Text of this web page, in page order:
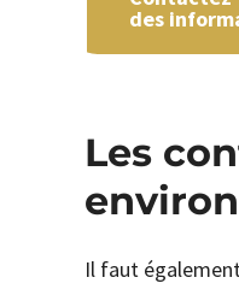
des
Les
Il faut